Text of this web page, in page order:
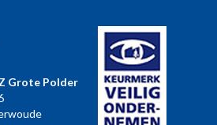
Grote Polder